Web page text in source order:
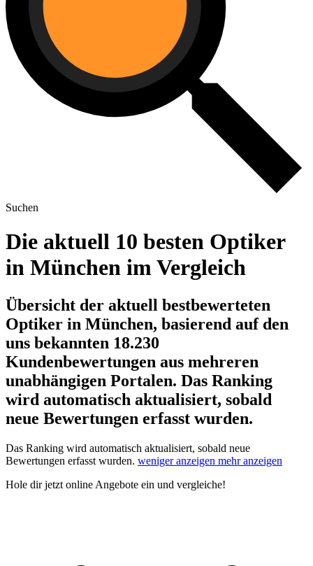
Suchen
Die aktuell 10 besten Optiker
in München im Vergleich
Übersicht der aktuell bestbewerteten
Optiker in München, basierend auf den
uns bekannten 18.230
Kundenbewertungen aus mehreren
unabhängigen Portalen. Das Ranking
wird automatisch aktualisiert, sobald
neue Bewertungen erfasst wurden.
Das Ranking wird automatisch aktualisiert, sobald neue
Bewertungen erfasst wurden. weniger anzeigen mehr anzeigen
Hole dirjetzt online Angebote ein und vergleiche!